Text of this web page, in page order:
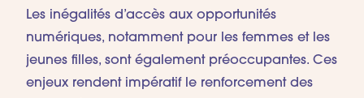
Les inégalités d’accès aux opportunités
numériques, notamment pour les femmes et les
jeunes filles, sont également préoccupantes. Ces
enjeux rendent impératif le renforcement des